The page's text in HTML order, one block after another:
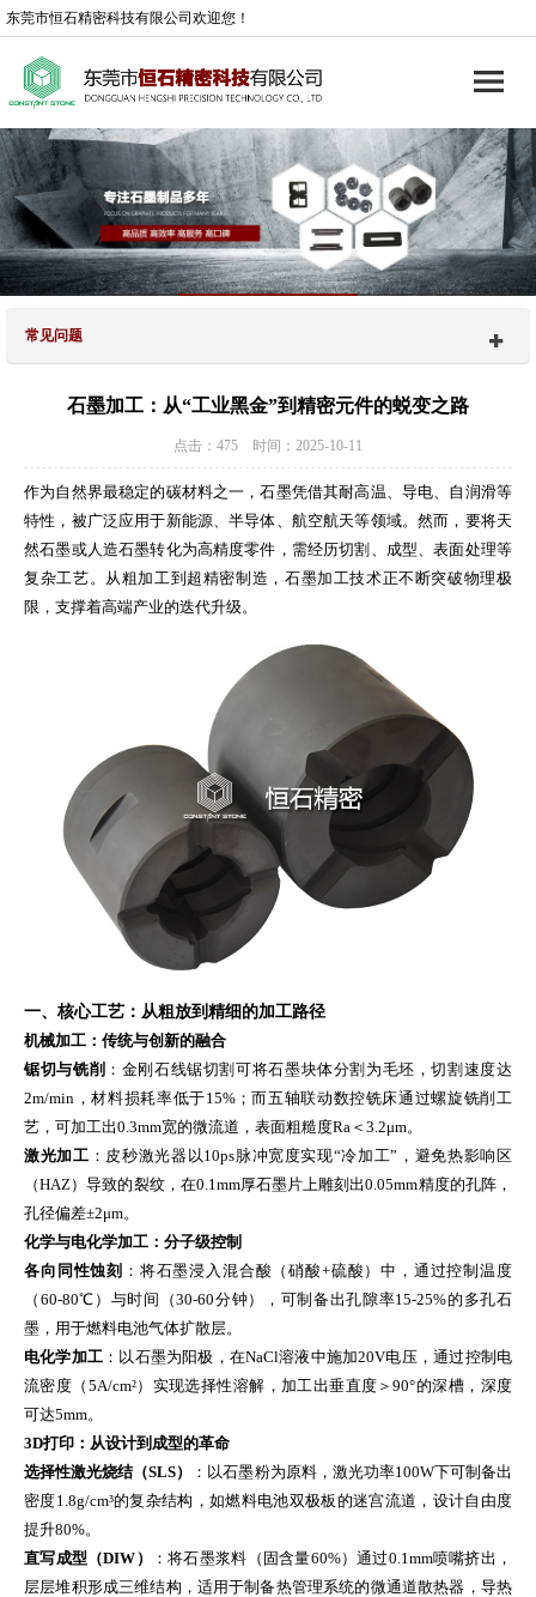
东莞市恒石精密科技有限公司欢迎您！
常见问题
石墨加工：从“工业黑金”到精密元件的蜕变之路
点击：475 时间：2025-10-11
作为自然界最稳定的碳材料之一，石墨凭借其耐高温、导电、自润滑等
特性，被广泛应用于新能源、半导体、航空航天等领域。然而，要将天
然石墨或人造石墨转化为高精度零件，需经历切割、成型、表面处理等
复杂工艺。从粗加工到超精密制造，石墨加工技术正不断突破物理极
限，支撑着高端产业的迭代升级。
一、核心工艺：从粗放到精细的加工路径
机械加工：传统与创新的融合
锯切与铣削 ：金刚石线锯切割可将石墨块体分割为毛坯，切割速度达
2m/min，材料损耗率低于15%；而五轴联动数控铣床通过螺旋铣削工
艺，可加工出0.3mm宽的微流道，表面粗糙度Ra＜3.2μm。
激光加工 ：皮秒激光器以10ps脉冲宽度实现“冷加工”，避免热影响区
（HAZ）导致的裂纹，在0.1mm厚石墨片上雕刻出0.05mm精度的孔阵，
孔径偏差±2μm。
化学与电化学加工：分子级控制
各向同性蚀刻 ：将石墨浸入混合酸（硝酸+硫酸）中，通过控制温度
（60-80℃）与时间（30-60分钟），可制备出孔隙率15-25%的多孔石
墨，用于燃料电池气体扩散层。
电化学加工 ：以石墨为阳极，在NaCl溶液中施加20V电压，通过控制电
流密度（5A/cm²）实现选择性溶解，加工出垂直度＞90°的深槽，深度
可达5mm。
3D打印：从设计到成型的革命
选择性激光烧结（SLS）
：以石墨粉为原料，激光功率100W下可制备出
密度1.8g/cm³的复杂结构，如燃料电池双极板的迷宫流道，设计自由度
提升80%。
直写成型（DIW）
：将石墨浆料（固含量60%）通过0.1mm喷嘴挤出，
层层堆积形成三维结构，适用于制备热管理系统的微通道散热器，导热